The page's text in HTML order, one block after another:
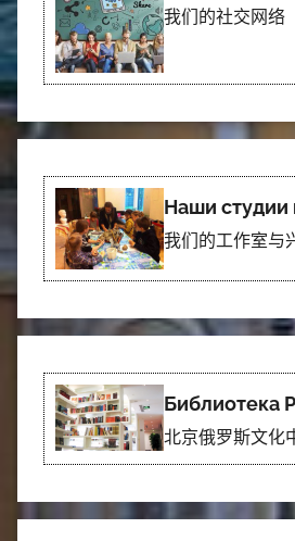
我们的社交网络
Наши студии
我们的工作室与
Библиотека
北京俄罗斯文化